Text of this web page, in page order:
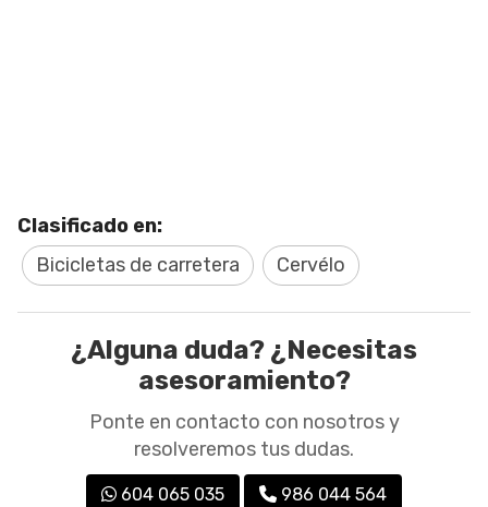
Clasificado en:
Bicicletas de carretera
Cervélo
¿Alguna duda? ¿Necesitas
asesoramiento?
Ponte en contacto con nosotros y
resolveremos tus dudas.
604 065 035 986 044 564